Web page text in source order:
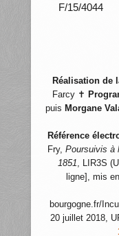
F/15/4044
Réalisation de
Farcy ✝
puis Morgane
Référence
Fry, Poursuivis à
1851, LIR3S
ligne], mis
bourgogne.fr/
20 juillet 2018,